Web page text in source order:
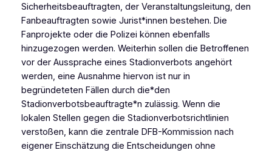
Sicherheitsbeauftragten, der Veranstaltungsleitung, den
Fanbeauftragten sowie Jurist*innen bestehen. Die
Fanprojekte oder die Polizei können ebenfalls
hinzugezogen werden. Weiterhin sollen die Betroffenen
vor der Aussprache eines Stadionverbots angehört
werden, eine Ausnahme hiervon ist nur in
begründeteten Fällen durch die*den
Stadionverbotsbeauftragte*n zulässig. Wenn die
lokalen Stellen gegen die Stadionverbotsrichtlinien
verstoßen, kann die zentrale DFB-Kommission nach
eigener Einschätzung die Entscheidungen ohne